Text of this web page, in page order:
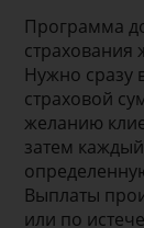
Программа
страхования
Нужно сразу
страховой
желанию
затем
Выплаты
или по